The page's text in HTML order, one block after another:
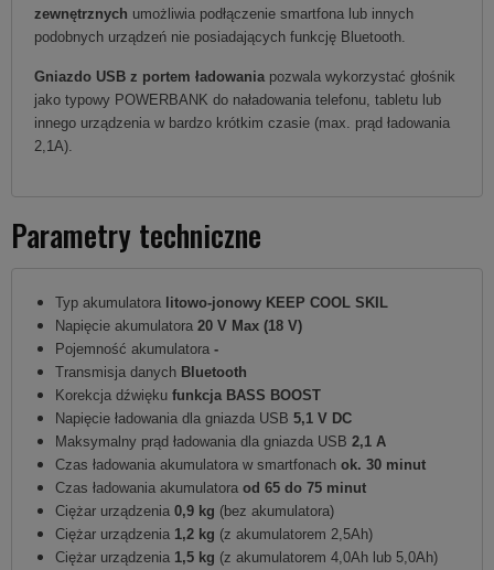
zewnętrznych umożliwia podłączenie smartfona lub innych
podobnych urządzeń nie posiadających funkcję Bluetooth.
Gniazdo USB z portem ładowania pozwala wykorzystać głośnik
jako typowy POWERBANK do naładowania telefonu, tabletu lub
innego urządzenia w bardzo krótkim czasie (max. prąd ładowania
2,1A).
Parametry techniczne
Typ akumulatora litowo-jonowy KEEP COOL SKIL
Napięcie akumulatora 20 V Max (18 V)
Pojemność akumulatora -
Transmisja danych Bluetooth
Korekcja dźwięku funkcja BASS BOOST
Napięcie ładowania dla gniazda USB 5,1 V DC
Maksymalny prąd ładowania dla gniazda USB 2,1 A
Czas ładowania akumulatora w smartfonach ok. 30 minut
Czas ładowania akumulatora od 65 do 75 minut
Ciężar urządzenia 0,9 kg (bez akumulatora)
Ciężar urządzenia 1,2 kg (z akumulatorem 2,5Ah)
Ciężar urządzenia 1,5 kg (z akumulatorem 4,0Ah lub 5,0Ah)